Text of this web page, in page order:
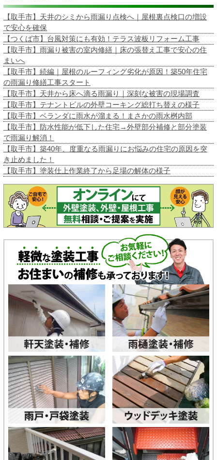
【取手市】天井のシミから雨漏り点検へ｜屋根裏点検口の増設
で安心を確保
【つくば市】台風対策にも有効！テラス波板リフォーム工事
【取手市】雨漏り被害の室内修繕｜床の張替え工事で安心の住
まいへ
【取手市】続編｜屋根のルーフィング劣化が原因！築50年住宅
の雨漏り修繕工事スタート
【取手市】天井から床へ滴る雨漏り｜深刻な被害の現場調査
【取手市】テナントビルの外壁コーキング総打ち替えの様子
【取手市】ベランダに雨水が溜まる！まさかの雨水桝内部
【取手市】防水性能が低下した住宅→外壁部分補修と部分塗装
で雨漏り解消！
【取手市】築40年、度重なる雨漏りにお悩みの住宅の原因を突
き止めました！
【取手市】塗装仕上作業終了から足場の解体の様子